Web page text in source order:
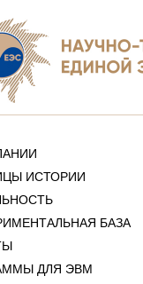
ИСТОРИИ
БАЗА
ДЛЯ ЭВМ